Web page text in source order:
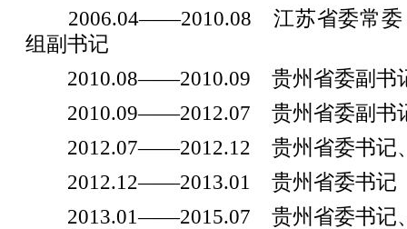
2006.04——2010.08 江苏省委常委
组副书记
2010.08——2010.09 贵州省委副书
2010.09——2012.07 贵州省委副书
2012.07——2012.12 贵州省委书记
2012.12——2013.01 贵州省委书记
2013.01——2015.07 贵州省委书记